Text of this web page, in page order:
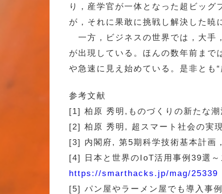
り，産学官が一体となった超ビッ
が，それに果敢に挑戦し解決した暁
一方，ビジネスの世界では，大手
が出現している。ほんの数年前ま
や急速に見え始めている。是非とも
参考文献
[1] 柏原 秀明,ものづくりの新たな
[2] 柏原 秀明, 超スマート社会の
[3] 内閣府, 第5期科学技術基本計画
[4] 日本と世界のIoT活用事例39選
https://smarthacks.jp/mag/25339
[5] パン屋やラーメン屋でも導入事